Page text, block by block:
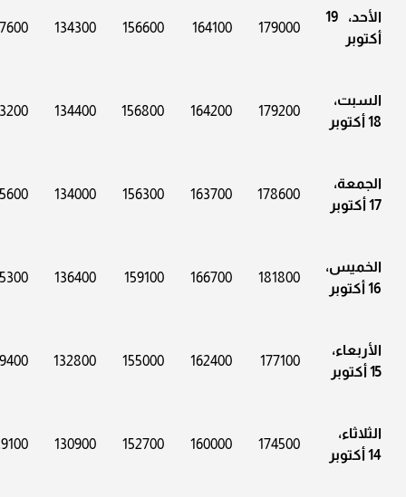
الأحد، 19
أكتوبر
179000
164100
156600
134300
السبت،
18 أكتوبر
179200
164200
156800
134400
الجمعة،
17 أكتوبر
178600
163700
156300
134000
الخميس،
16 أكتوبر
181800
166700
159100
136400
الأربعاء،
15 أكتوبر
177100
162400
155000
132800
الثلاثاء،
14 أكتوبر
174500
160000
152700
130900